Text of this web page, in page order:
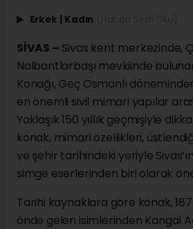
Erkek | Kadın
SİVAS – Sivas kent merkezinde,
Nalbantlarbaşı mevkiinde
Konağı, Geç Osmanlı
en önemli sivil mimari yapılar
Yaklaşık 150 yıllık geçmişiyle
konak, mimari özellikleri,
ve şehir tarihindeki yeriyle
simge eserlerinden biri olarak öne
Tarihi kaynaklara göre konak,
önde gelen isimlerinden Kangal